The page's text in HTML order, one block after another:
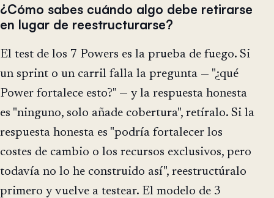
¿Cómo sabes cuándo algo debe retirarse
en lugar de reestructurarse?
El test de los 7 Powers es la prueba de fuego. Si
un sprint o un carril falla la pregunta — "¿qué
Power fortalece esto?" — y la respuesta honesta
es "ninguno, solo añade cobertura", retíralo. Si la
respuesta honesta es "podría fortalecer los
costes de cambio o los recursos exclusivos, pero
todavía no lo he construido así", reestructúralo
primero y vuelve a testear. El modelo de 3